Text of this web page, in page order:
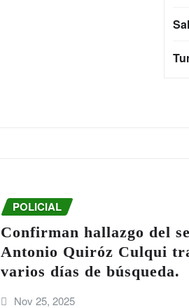
POLICIAL
Confirman hallazgo del
Antonio Quiróz Culqui
varios días de búsqueda.
Nov 25, 2025